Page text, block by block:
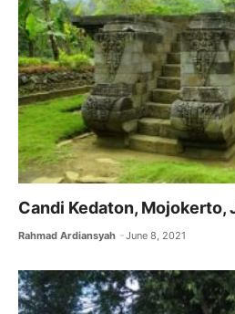
Candi Kedaton, Mojokerto,
Rahmad Ardiansyah June 8, 2021